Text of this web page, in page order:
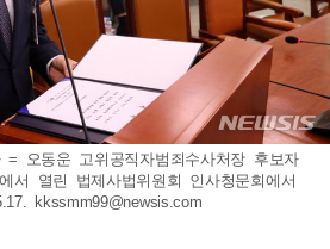
= 오동운 고위공직자범죄수사처장 후보자
서 열린 법제사법위원회 인사청문회에서
kkssmm99@newsis.com